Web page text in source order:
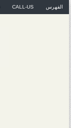
الفهرس CALL-US